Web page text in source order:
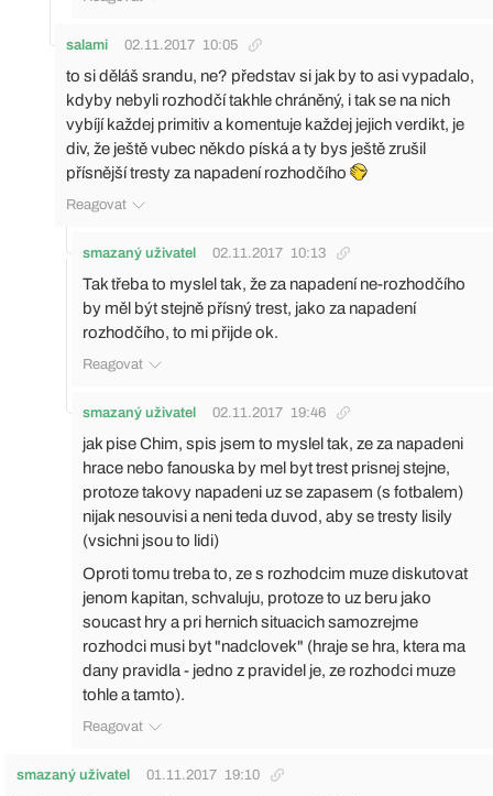
salami 02.11.2017 10:05
to si děláš srandu, ne? představ si jak by to asi vypadalo,
kdyby nebyli rozhodčí takhle chráněný, i tak se na nich
vybíjí každej primitiv a komentuje každej jejich verdikt, je
div, že ještě vubec někdo píská a ty bys ještě zrušil
přísnější tresty za napadení rozhodčího
Reagovat
smazaný uživatel 02.11.2017 10:13
Tak třeba to myslel tak, že za napadení ne-rozhodčího
by měl být stejně přísný trest, jako za napadení
rozhodčího, to mi přijde ok.
Reagovat
smazaný uživatel 02.11.2017 19:46
jak pise Chim, spis jsem to myslel tak, ze za napadeni
hrace nebo fanouska by mel byt trest prisnej stejne,
protoze takovy napadeni uz se zapasem (s fotbalem)
nijak nesouvisi a neni teda duvod, aby se tresty lisily
(vsichni jsou to lidi)
Oproti tomu treba to, ze s rozhodcim muze diskutovat
jenom kapitan, schvaluju, protoze to uz beru jako
soucast hry a pri hernich situacich samozrejme
rozhodci musi byt "nadclovek" (hraje se hra, ktera ma
dany pravidla - jedno z pravidel je, ze rozhodci muze
tohle a tamto).
Reagovat
smazaný uživatel 01.11.2017 19:10